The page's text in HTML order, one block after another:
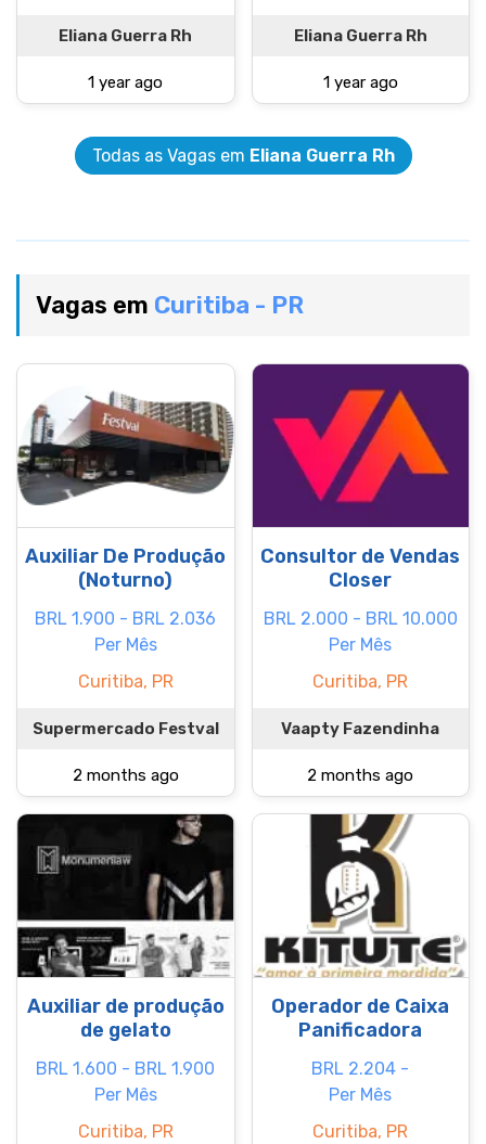
Eliana Guerra Rh
1 year ago
Eliana Guerra Rh
1 year ago
Todas as Vagas em Eliana Guerra Rh
Vagas em Curitiba - PR
Auxiliar De Produção
(Noturno)
BRL 1.900 - BRL 2.036
Per Mês
Curitiba, PR
Supermercado Festval
2 months ago
Consultor de Vendas
Closer
BRL 2.000 - BRL 10.000
Per Mês
Curitiba, PR
Vaapty Fazendinha
2 months ago
Auxiliar de produção
de gelato
BRL 1.600 - BRL 1.900
Per Mês
Curitiba, PR
Operador de Caixa
Panificadora
BRL 2.204 -
Per Mês
Curitiba, PR